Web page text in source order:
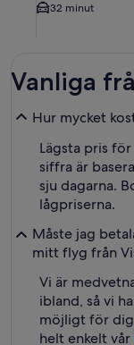
32 minut
Vanliga
Hur mycket
Lägsta pris för
siffra är
sju dagarna.
lågpriserna.
Måste jag
mitt flyg från
Vi är
ibland, så vi
möjligt för
helt enkelt vår